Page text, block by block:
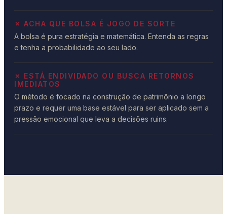
✗ ACHA QUE BOLSA É JOGO DE SORTE
A bolsa é pura estratégia e matemática. Entenda as regras
e tenha a probabilidade ao seu lado.
✗ ESTÁ ENDIVIDADO OU BUSCA RETORNOS
IMEDIATOS
O método é focado na construção de patrimônio a longo
prazo e requer uma base estável para ser aplicado sem a
pressão emocional que leva a decisões ruins.